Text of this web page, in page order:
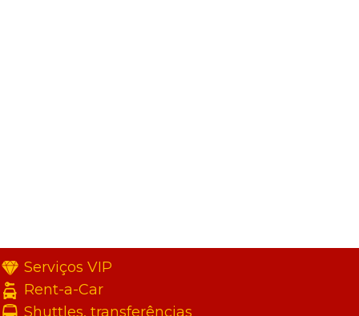
Serviços VIP
Rent-a-Car
Shuttles, transferências